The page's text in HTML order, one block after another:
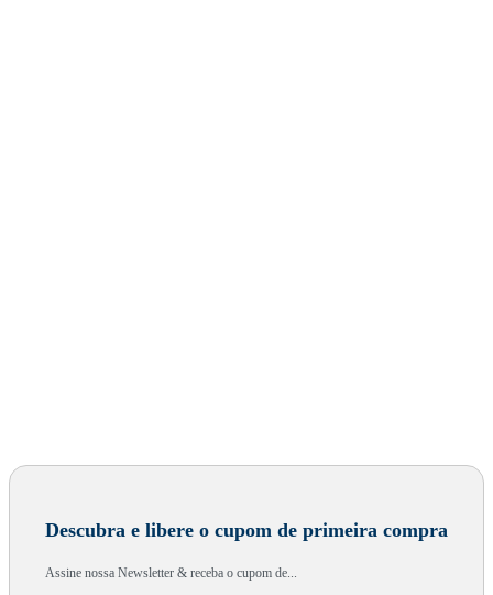
Descubra e libere o cupom de primeira compra
Assine nossa Newsletter & receba o cupom de...